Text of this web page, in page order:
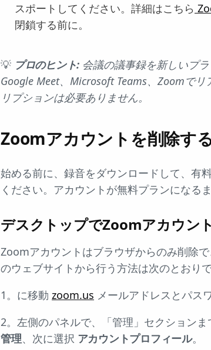
スポートしてください。詳細はこちら
閉鎖する前に。
💡 プロのヒント: 会議の議事録を新しいプ
Google Meet、Microsoft Teams、Zoomで
リプションは必要ありません。
Zoomアカウントを削除す
始める前に、録音をダウンロードして、有
ください。アカウントが無料プランになる
デスクトップでZoomアカウン
Zoomアカウントはブラウザからのみ削除
のウェブサイトから行う方法は次のとおりで
1。に移動 zoom.us メールアドレスとパス
2。左側のパネルで、「管理」セクション
管理、次に選択 アカウントプロフィール。